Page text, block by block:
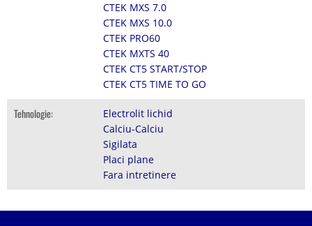
CTEK MXS 7.0
CTEK MXS 10.0
CTEK PRO60
CTEK MXTS 40
CTEK CT5 START/STOP
CTEK CT5 TIME TO GO
Tehnologie:
Electrolit lichid
Calciu-Calciu
Sigilata
Placi plane
Fara intretinere